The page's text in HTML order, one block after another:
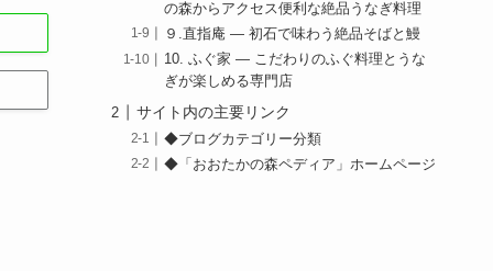
の森からアクセス便利な絶品うなぎ料理
９.直指庵 — 初石で味わう絶品そばと鰻
10. ふぐ家 — こだわりのふぐ料理とうな
ぎが楽しめる専門店
サイト内の主要リンク
◆ブログカテゴリー分類
◆「おおたかの森ペディア」ホームページ